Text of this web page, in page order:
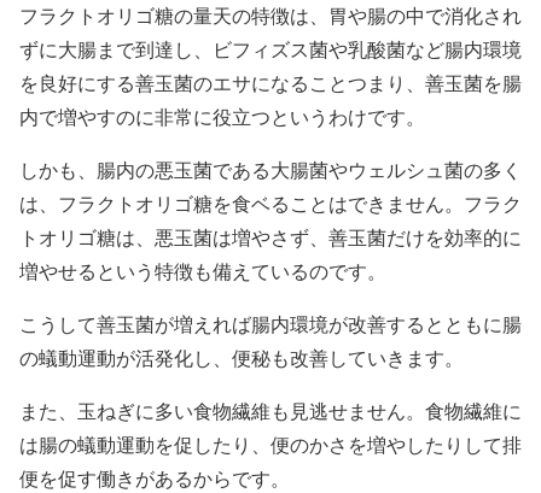
フラクトオリゴ糖の量天の特徴は、胃や腸の中で消化され
ずに大腸まで到達し、ビフィズス菌や乳酸菌など腸内環境
を良好にする善玉菌のエサになることつまり、善玉菌を腸
内で増やすのに非常に役立つというわけです。
しかも、腸内の悪玉菌である大腸菌やウェルシュ菌の多く
は、フラクトオリゴ糖を食ベることはできません。フラク
トオリゴ糖は、悪玉菌は増やさず、善玉菌だけを効率的に
増やせるという特徴も備えているのです。
こうして善玉菌が増えれば腸内環境が改善するとともに腸
の蟻動運動が活発化し、便秘も改善していきます。
また、玉ねぎに多い食物繊維も見逃せません。食物繊維に
は腸の蟻動運動を促したり、便のかさを増やしたりして排
便を促す働きがあるからです。